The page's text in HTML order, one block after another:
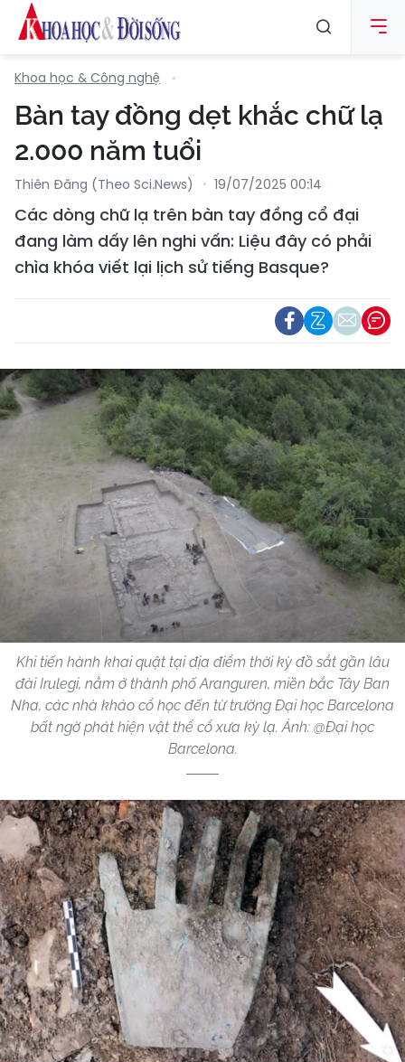
Khoa học & Công nghệ
Bàn tay đồng dẹt khắc chữ lạ
2.000 năm tuổi
Thiên Đăng (Theo Sci.news) 19/07/2025 00:14
Các dòng chữ lạ trên bàn tay đồng cổ đại
đang làm dấy lên nghi vấn: Liệu đây có phải
chìa khóa viết lại lịch sử tiếng Basque?
Khi tiến hành khai quật tại địa điểm thời kỳ đồ sắt gần lâu
đài Irulegi, nằm ở thành phố Aranguren, miền bắc Tây Ban
Nha, các nhà khảo cổ học đến từ trường Đại học Barcelona
bất ngờ phát hiện vật thể cổ xưa kỳ lạ. Ảnh: @Đại học
Barcelona.